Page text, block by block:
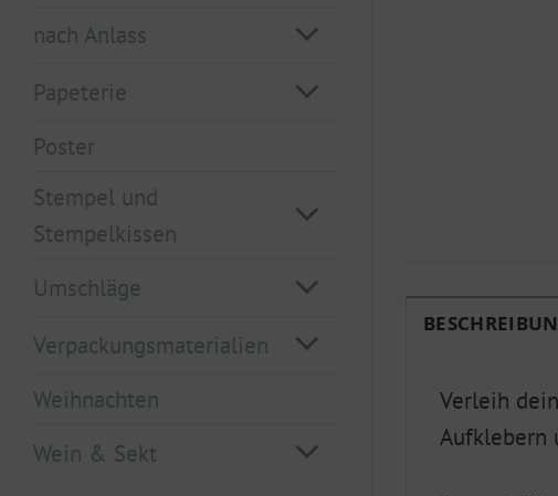
nach Anlass
Papeterie
Poster
Stempel und
Stempelkissen
Umschläge
Verpackungsmaterialien
Weihnachten
Wein & Sekt
Verleih
Aufklebern